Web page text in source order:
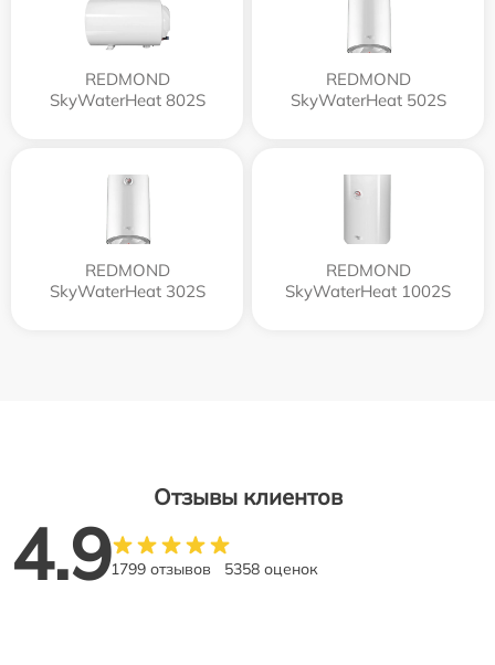
REDMOND
SkyWaterHeat 802S
REDMOND
SkyWaterHeat 502S
REDMOND
SkyWaterHeat 302S
REDMOND
SkyWaterHeat 1002S
Отзывы клиентов
4.91799 отзывов 5358 оценок